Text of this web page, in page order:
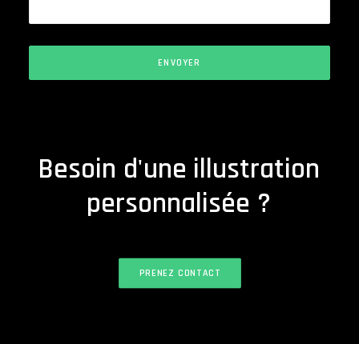
Besoin d'une illustration
personnalisée ?
PRENEZ CONTACT